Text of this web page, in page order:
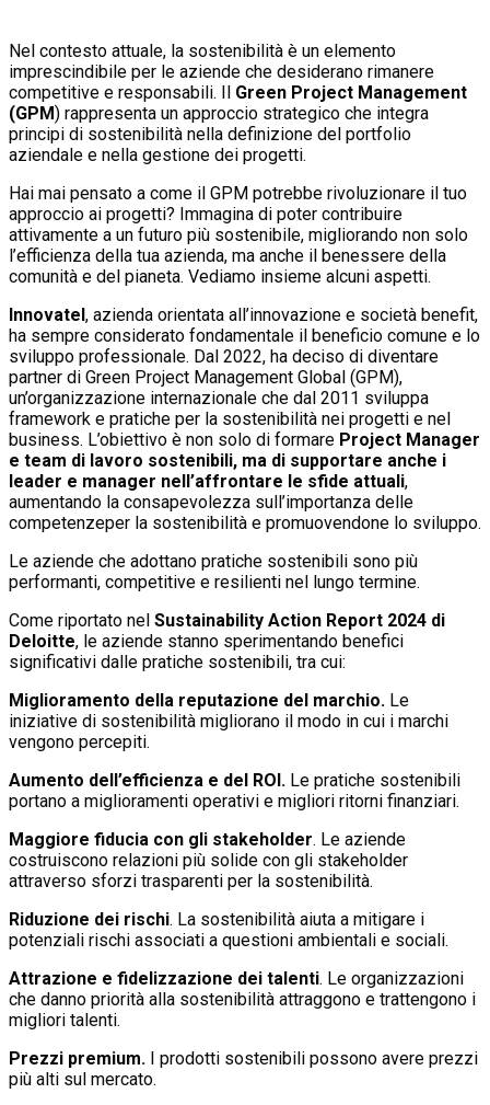
Nel contesto attuale, la sostenibilità è un elemento
imprescindibile per le aziende che desiderano rimanere
competitive e responsabili. Il Green Project Management
(GPM) rappresenta un approccio strategico che integra
principi di sostenibilità nella definizione del portfolio
aziendale e nella gestione dei progetti.
Hai mai pensato a come il GPM potrebbe rivoluzionare il tuo
approccio ai progetti? Immagina di poter contribuire
attivamente a un futuro più sostenibile, migliorando non solo
l’efficienza della tua azienda, ma anche il benessere della
comunità e del pianeta. Vediamo insieme alcuni aspetti.
Innovatel, azienda orientata all’innovazione e società benefit,
ha sempre considerato fondamentale il beneficio comune e lo
sviluppo professionale. Dal 2022, ha deciso di diventare
partner di Green Project Management Global (GPM),
un’organizzazione internazionale che dal 2011 sviluppa
framework e pratiche per la sostenibilità nei progetti e nel
business. L’obiettivo è non solo di formare Project Manager
e team di lavoro sostenibili, ma di supportare anche i
leader e manager nell’affrontare le sfide attuali,
aumentando la consapevolezza sull’importanza delle
competenzeper la sostenibilità e promuovendone lo sviluppo.
Le aziende che adottano pratiche sostenibili sono più
performanti, competitive e resilienti nel lungo termine.
Come riportato nel Sustainability Action Report 2024 di
Deloitte, le aziende stanno sperimentando benefici
significativi dalle pratiche sostenibili, tra cui:
Miglioramento della reputazione del marchio. Le
iniziative di sostenibilità migliorano il modo in cui i marchi
vengono percepiti.
Aumento dell’efficienza e del ROI. Le pratiche sostenibili
portano a miglioramenti operativi e migliori ritorni finanziari.
Maggiore fiducia con gli stakeholder. Le aziende
costruiscono relazioni più solide con gli stakeholder
attraverso sforzi trasparenti per la sostenibilità.
Riduzione dei rischi. La sostenibilità aiuta a mitigare i
potenziali rischi associati a questioni ambientali e sociali.
Attrazione e fidelizzazione dei talenti. Le organizzazioni
che danno priorità alla sostenibilità attraggono e trattengono i
migliori talenti.
Prezzi premium. I prodotti sostenibili possono avere prezzi
più alti sul mercato.